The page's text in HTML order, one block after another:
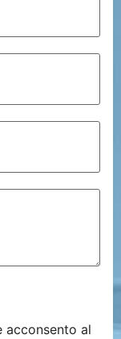
acconsento al